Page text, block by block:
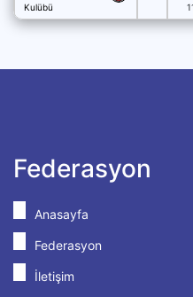
Kulübü
Federasyon
Anasayfa
Federasyon
İletişim